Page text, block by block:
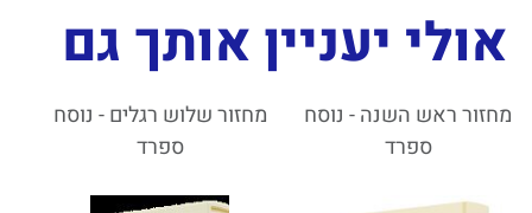
אולי יעניין אותך גם
מחזור ראש השנה - נוסח
ספרד
מחזור שלוש רגלים - נוסח
ספרד